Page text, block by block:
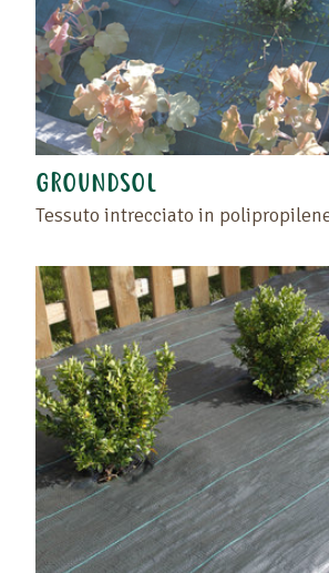
GROUNDSOL
Tessuto intrecciato in